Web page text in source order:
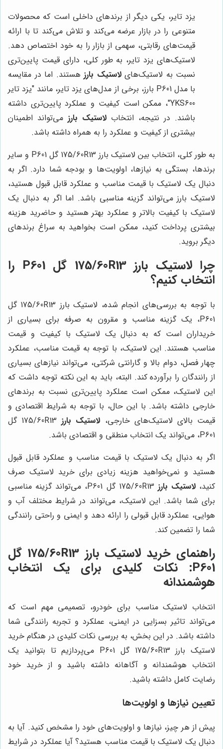
یزد تایر، یکی دیگر از برندهای داخلی است که محصولات
متنوعی را در بازار عرضه می‌کند و تلاش می‌کند تا با ارائه
قیمت‌های رقابتی، سهمی از بازار را به خود اختصاص دهد.
لاستیک‌های یزد تایر، به طور کلی، دارای قیمت پایین‌تری
نسبت به لاستیک‌هایلاستیک بارز هستند. اما در مقایسه
با مدل P601 بارز، برخی از مدل‌های یزد تایر، مانند "یزد تایر
YKS600"، ممکن است کیفیت و عملکرد پایین‌تری داشته
باشند. در نتیجه، انتخاب لاستیک بارز می‌تواند اطمینان
بیشتری از کیفیت و عملکرد را به همراه داشته باشد.
به طور کلی، انتخاب بین لاستیک بارز 175/60R13 گل P601 و سایر
برندها، بستگی به نیازها، اولویت‌ها و بودجه شما دارد. اگر به
دنبال یک لاستیک با قیمت مناسب و عملکرد قابل قبول هستید،
لاستیک بارز می‌تواند گزینه مناسبی باشد. اما اگر به دنبال یک
لاستیک با کیفیت بالاتر و عملکرد بهتر هستید و حاضرید هزینه
بیشتری پرداخت کنید، ممکن است بخواهید به سراغ برندهای
دیگر بروید.
چرالاستیک بارز 175/60R13 گل P601 را
انتخاب کنیم؟
با توجه به بررسی‌های انجام شده، لاستیک بارز 175/60R13 گل
P601، یک گزینه مناسب و مقرون به صرفه برای بسیاری از
خریداران است که به دنبال یک لاستیک با کیفیت و قیمت
مناسب هستند. این لاستیک، با توجه به قیمت مناسب، عملکرد
چهار فصل، دوام بالا و گارانتی شرکتی، می‌تواند نیازهای بسیاری
از رانندگان را برآورده کند. البته، باید به این نکته توجه داشت که
این لاستیک، ممکن است عملکرد پایین‌تری نسبت به برندهای
خارجی داشته باشد. با این حال، با توجه به شرایط اقتصادی و
قیمت بالای لاستیک‌های خارجی، لاستیک بارز
175/60R13 گل
P601، می‌تواند یک انتخاب منطقی و اقتصادی باشد.
اگر به دنبال یک لاستیک با قیمت مناسب و عملکرد قابل قبول
هستید و نمی‌خواهید هزینه زیادی برای خرید لاستیک صرف
کنید،لاستیک بارز
175/60R13 گل P601، می‌تواند گزینه مناسبی
برای شما باشد. این لاستیک، می‌تواند در شرایط مختلف آب و
هوایی، عملکرد قابل قبولی را ارائه دهد و ایمنی و راحتی رانندگی
شما را تضمین کند.
راهنمای خرید لاستیک بارز 175/60R13 گل
P601: نکات کلیدی برای یک انتخاب
هوشمندانه
انتخاب لاستیک مناسب برای خودرو، تصمیمی مهم است که
می‌تواند تاثیر بسزایی در ایمنی، عملکرد و تجربه رانندگی شما
داشته باشد. در این بخش، به بررسی نکات کلیدی در هنگام خرید
لاستیک بارز 175/60R13 گل P601 می‌پردازیم تا بتوانید یک
انتخاب هوشمندانه و آگاهانه داشته باشید و از خرید خود
رضایت کامل داشته باشید.
تعیین نیازها و اولویت‌ها
پیش از هر چیز، نیازها و اولویت‌های خود را مشخص کنید. آیا به
دنبال یک لاستیک با قیمت مناسب هستید؟ آیا عملکرد در شرایط